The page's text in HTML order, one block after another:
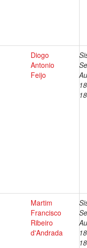
Diogo
Antonio
Feijo
Martim
Francisco
Ribeiro
d'Andrada